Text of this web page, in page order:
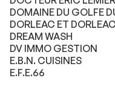
DOMAINE DU GOLFE
DORLEAC ET DORLEAC
DREAM WASH
DV IMMO GESTION
E.B.N. CUISINES
E.F.E.66